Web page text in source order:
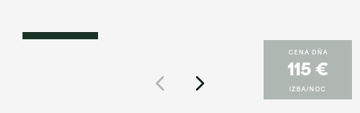
CENA DŇA
115 €
IZBA/NOC